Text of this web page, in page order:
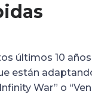
últimos 10
están
War” o